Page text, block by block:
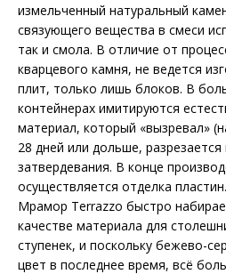
измельченный натуральный
связующего вещества в смеси
так и смола. В отличие от
кварцевого камня, не ведется
плит, только лишь блоков. В
контейнерах имитируются
материал, который «вызревал»
28 дней или дольше,
затвердевания. В конце
осуществляется отделка пластин.
Мрамор Terrazzo быстро
качестве материала для
ступенек, и поскольку бежево-
цвет в последнее время, всё